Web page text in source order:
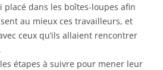
placé dans les boîtes-loupes afin
au mieux ces travailleurs, et
ceux qu’ils allaient rencontrer
étapes à suivre pour mener leur